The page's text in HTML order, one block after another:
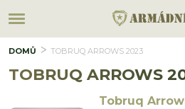
DOMŮ TOBRUQ ARROWS 2023
TOBRUQ ARROWS
Tobruq